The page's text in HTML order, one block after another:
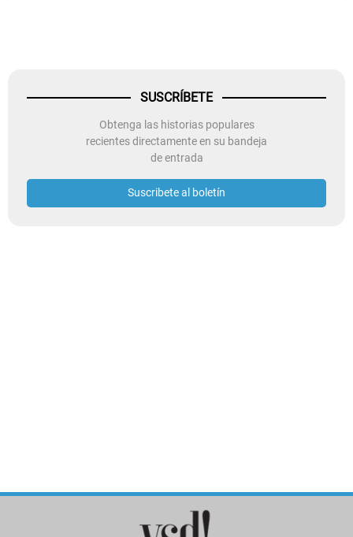
SUSCRÍBETE
Obtenga las historias populares
recientes directamente en su bandeja
de entrada
Suscribete al boletín